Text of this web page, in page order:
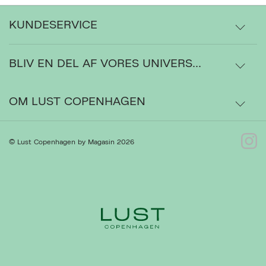
KUNDESERVICE
Levering
Ordrestatus
Gå til Kundeservice
BLIV EN DEL AF VORES UNIVERS...
OM LUST COPENHAGEN
Om os
© Lust Copenhagen by Magasin 2026